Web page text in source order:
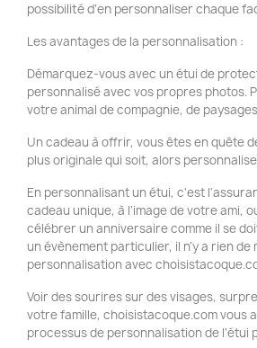
possibilité d'en personnaliser chaque
Les avantages de la personnalisation :
Démarquez-vous avec un étui de
personnalisé avec vos propres photos.
votre animal de compagnie, de
Un cadeau à offrir, vous êtes en quête
plus originale qui soit, alors
En personnalisant un étui, c'est
cadeau unique, à l'image de votre ami,
célébrer un anniversaire comme il se
un évènement particulier, il n'y a rien de
personnalisation avec
Voir des sourires sur des visages,
votre famille, choisistacoque.com vous
processus de personnalisation de l'étui